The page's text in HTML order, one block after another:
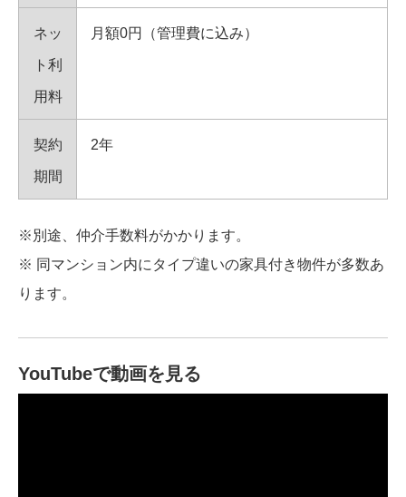
ネッ
ト利
用料
月額0円（管理費に込み）
契約
期間
2年
※別途、仲介手数料がかかります。
※ 同マンション内にタイプ違いの家具付き物件が多数あ
ります。
YouTubeで動画を見る